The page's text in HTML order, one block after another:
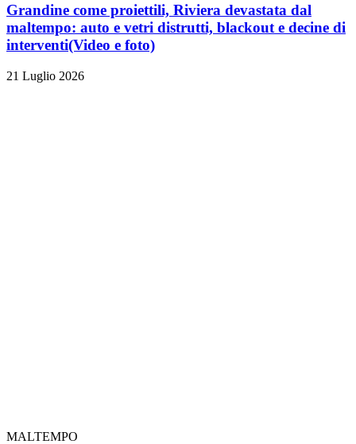
Grandine come proiettili, Riviera devastata dal
maltempo: auto e vetri distrutti, blackout e decine di
interventi(Video e foto)
21 Luglio 2026
MALTEMPO